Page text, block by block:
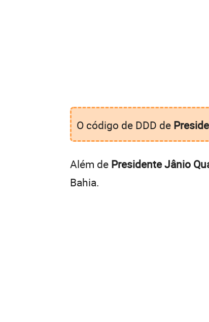
O código de DDD de
Além de Presidente Jânio
Bahia.